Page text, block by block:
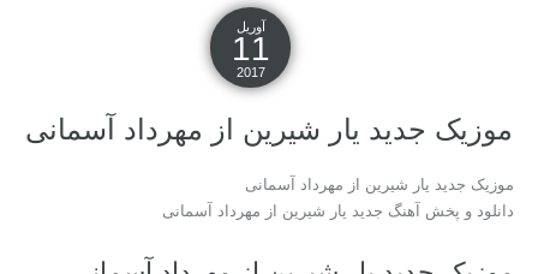
آوریل
11
2017
موزیک جدید یار شیرین از مهرداد آسمانی
موزیک جدید یار شیرین از مهرداد آسمانی
دانلود و پخش آهنگ جدید یار شیرین از مهرداد آسمانی